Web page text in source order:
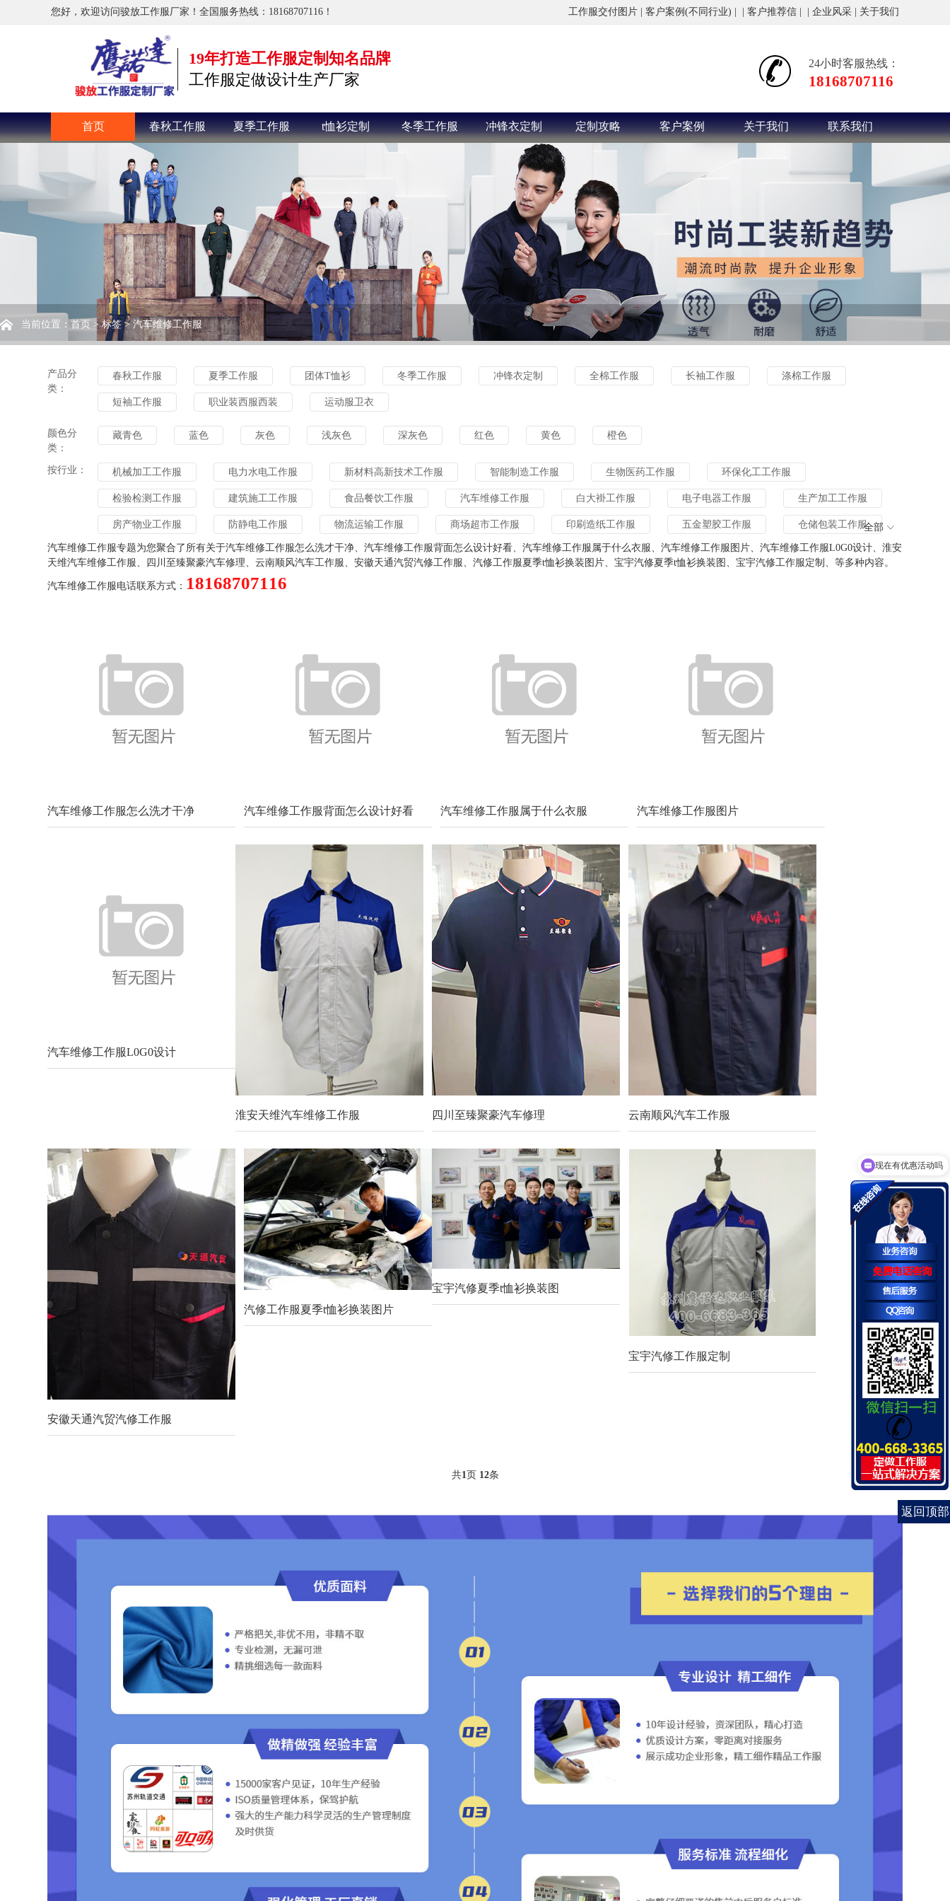
您好，欢迎访问骏放工作服厂家！全国服务热线：18168707116！ 工作服交付图片 客户案例(不同行业) 客户推荐信 企业风采 关于我们
19年打造工作服定制知名品牌
工作服定做设计生产厂家
24小时客服热线：
18168707116
首页 春秋工作服 夏季工作服 t恤衫定制 冬季工作服 冲锋衣定制 定制攻略 客户案例 关于我们 联系我们
当前位置： 首页 >标签> 汽车维修工作服
产品分
类：
春秋工作服 夏季工作服 团体T恤衫 冬季工作服 冲锋衣定制 全棉工作服 长袖工作服 涤棉工作服
短袖工作服 职业装西服西装 运动服卫衣
颜色分
类：
藏青色 蓝色 灰色 浅灰色 深灰色 红色 黄色 橙色
按行业： 机械加工工作服 电力水电工作服 新材料高新技术工作服 智能制造工作服 生物医药工作服 环保化工工作服
检验检测工作服 建筑施工工作服 食品餐饮工作服 汽车维修工作服 白大褂工作服 电子电器工作服 生产加工工作服
房产物业工作服 防静电工作服 物流运输工作服 商场超市工作服 印刷造纸工作服 五金塑胶工作服 仓储包装工作服
燃气行业工作服 广告咨询工作服 新能源工作服 信息技术工作服 地质矿产
全部
汽车维修工作服专题为您聚合了所有关于汽车维修工作服怎么洗才干净、汽车维修工作服背面怎么设计好看、汽车维修工作服属于什么衣服、汽车维修工作服图片、汽车维修工作服L0G0设计、淮安
天维汽车维修工作服、四川至臻聚豪汽车修理、云南顺风汽车工作服、安徽天通汽贸汽修工作服、汽修工作服夏季t恤衫换装图片、宝宇汽修夏季t恤衫换装图、宝宇汽修工作服定制、等多种内容。
汽车维修工作服电话联系方式： 18168707116
汽车维修工作服怎么洗才干净 汽车维修工作服背面怎么设计好看 汽车维修工作服属于什么衣服 汽车维修工作服图片
汽车维修工作服L0G0设计
淮安天维汽车维修工作服 四川至臻聚豪汽车修理 云南顺风汽车工作服
安徽天通汽贸汽修工作服
汽修工作服夏季t恤衫换装图片
宝宇汽修夏季t恤衫换装图
宝宇汽修工作服定制
共1页 12条
返回顶部
可以介绍下你们的产品么